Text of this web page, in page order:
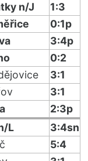
n/J
1:3
0:1p
3:4p
0:2
3:1
3:1
2:3p
L
3:4sn
5:4